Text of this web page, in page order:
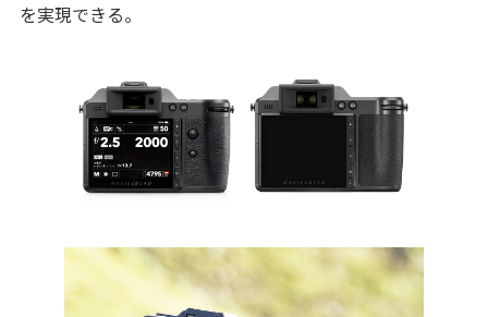
を実現できる。